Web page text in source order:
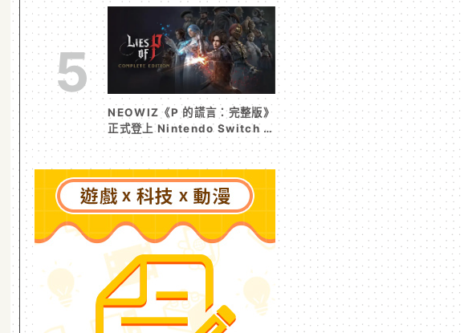
～》今夏登場！
5
NEOWIZ《P 的謊言：完整版》
正式登上 Nintendo Switch 2
收錄遊戲本篇與 DLC《P 的謊
言：序曲》完整體驗克拉特城
（Krat）沒落前後的壯闊篇章